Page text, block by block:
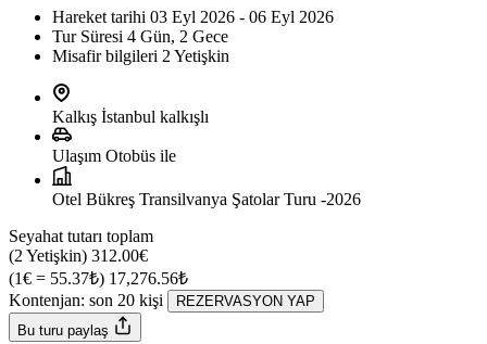
Hareket tarihi 03 Eyl 2026 - 06 Eyl 2026
Tur Süresi 4 Gün, 2 Gece
Misafir bilgileri 2 Yetişkin
Kalkış İstanbul kalkışlı
Ulaşım Otobüs ile
Otel Bükreş Transilvanya Şatolar Turu -2026
Seyahat tutarı toplam
(2 Yetişkin) 312.00€
(1€ = 55.37₺) 17,276.56₺
Kontenjan: son 20 kişi
REZERVASYON YAP
Bu turu paylaş